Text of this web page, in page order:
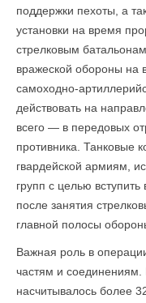
поддержки пехоты, а
установки на время
стрелковым
вражеской обороны на
самоходно-
действовать на
всего — в передовых
противника. Танковые
гвардейской армиям,
групп с целью
после занятия
главной полосы
Важная роль в
частям и соединениям.
насчитывалось более